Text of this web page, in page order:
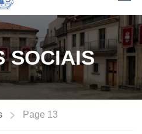
SOCIAIS
Page 13